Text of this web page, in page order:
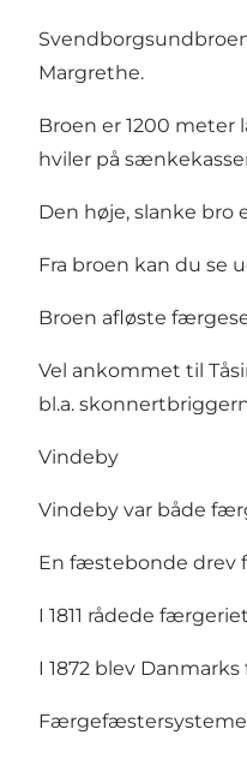
Margrethe.
Broen er 1200
hviler på
Den høje, slanke
Fra broen kan du se
Broen afløste
Vel ankommet til
bl.a.
Vindeby
Vindeby var både
En fæstebonde drev
I 1811 rådede
I 1872 blev